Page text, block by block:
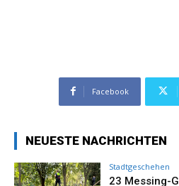
Facebook
NEUESTE NACHRICHTEN
Stadtgeschehen
23 Messing-